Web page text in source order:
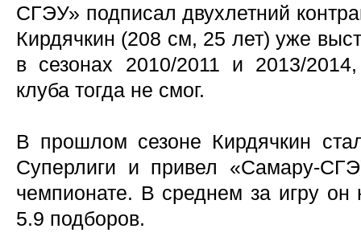
СГЭУ» подписал двухлетний
Кирдячкин (208 см, 25 лет) уже
в сезонах 2010/2011 и 2013/
клуба тогда не смог.
В прошлом сезоне Кирдячкин
Суперлиги и привел «Самару-
чемпионате. В среднем за игру
5.9 подборов.